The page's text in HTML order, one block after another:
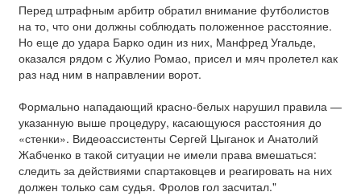
Перед штрафным арбитр обратил внимание футболистов
на то, что они должны соблюдать положенное расстояние.
Но еще до удара Барко один из них, Манфред Угальде,
оказался рядом с Жулио Ромао, присел и мяч пролетел как
раз над ним в направлении ворот.
Формально нападающий красно-белых нарушил правила —
указанную выше процедуру, касающуюся расстояния до
«стенки». Видеоассистенты Сергей Цыганок и Анатолий
Жабченко в такой ситуации не имели права вмешаться:
следить за действиями спартаковцев и реагировать на них
должен только сам судья. Фролов гол засчитал."